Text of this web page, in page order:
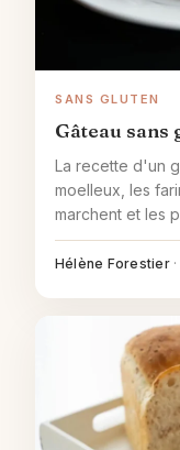
SANS GLUTEN
Gâteau sans
La recette d'un
moelleux, les
marchent et les
cœliaques.
Hélène Forestier ·